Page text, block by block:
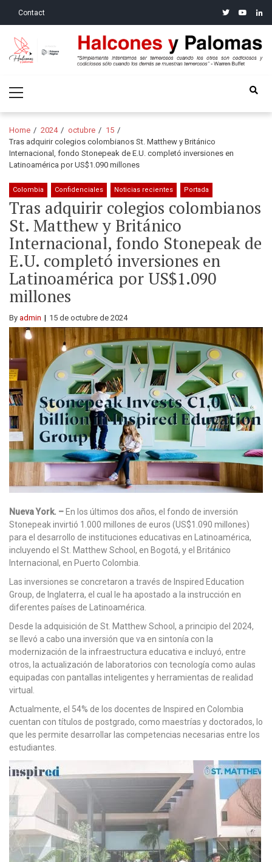
Contact twitteryoutube
Halcones y Palomas
Menu
Home 2024 octubre
15
Tras adquirir colegios colombianos St. Matthew y Británico
Internacional, fondo Stonepeak de E.U. completó inversiones en
Latinoamérica por US$1.090 millones
Colombia Confidenciales Noticias recientes Portada
Tras adquirir colegios colombianos
St. Matthew y Británico
Internacional, fondo Stonepeak de
E.U. completó inversiones en
Latinoamérica por US$1.090
millones
By admin 15 de octubre de 2024
Nueva York. – En los últimos dos años, el fondo de inversión
Stonepeak invirtió 1.000 millones de euros (US$1.090 millones)
para el desarrollo de instituciones educativas en Latinoamérica,
incluyendo el St. Matthew School, en Bogotá, y el Británico
Internacional, en Puerto Colombia.
Las inversiones se concretaron a través de Inspired Education
Group, de Inglaterra, el cual le ha apostado a la instrucción en
diferentes países de Latinoamérica.
Desde la adquisición de St. Matthew School, a principio del 2024,
se llevó a cabo una inversión que va en sintonía con la
modernización de la infraestructura educativa e incluyó, entre
otros, la actualización de laboratorios con tecnología como aulas
equipadas con pantallas inteligentes y herramientas de realidad
virtual.
Actualmente, el 54% de los docentes de Inspired en Colombia
cuentan con títulos de postgrado, como maestrías y doctorados, lo
que les permite desarrollar las competencias necesarias entre los
estudiantes.